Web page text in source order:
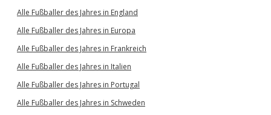
Alle Fußballer des Jahres in England
Alle Fußballer des Jahres in Europa
Alle Fußballer des Jahres in Frankreich
Alle Fußballer des Jahres in Italien
Alle Fußballer des Jahres in Portugal
Alle Fußballer des Jahres in Schweden